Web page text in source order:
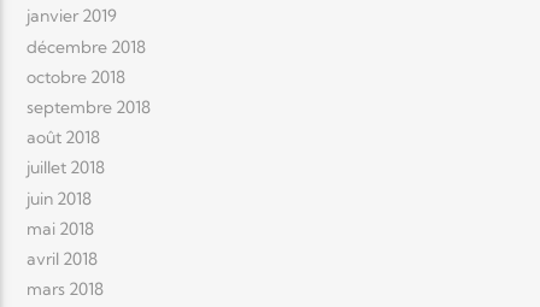
janvier 2019
décembre 2018
octobre 2018
septembre 2018
août 2018
juillet 2018
juin 2018
mai 2018
avril 2018
mars 2018